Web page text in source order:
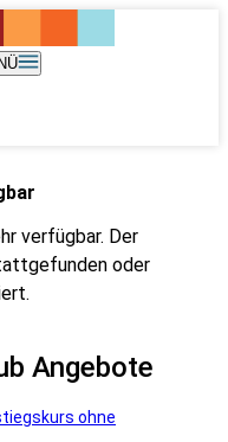
verfügbar. Der
oder
Angebote
ohne